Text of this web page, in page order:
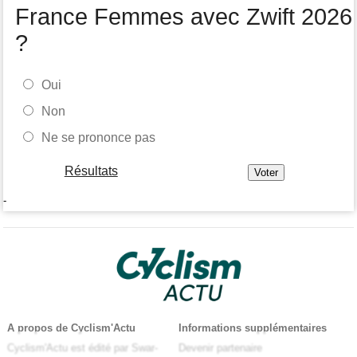
France Femmes avec Zwift 2026
?
Oui
Non
Ne se prononce pas
Résultats
-
A propos de Cyclism'Actu
Cyclism'Actu est édité par Swar-
Informations supplémentaires
Devenir partenaire